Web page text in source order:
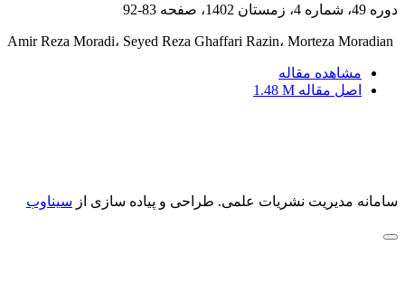
دوره 49، شماره 4، زمستان 1402، صفحه 83-92
Amir Reza Moradi، Seyed Reza Ghaffari Razin، Morteza Moradian
مشاهده مقاله
اصل مقاله 1.48 M
سامانه مدیریت نشریات علمی. طراحی و پیاده سازی از سیناوب